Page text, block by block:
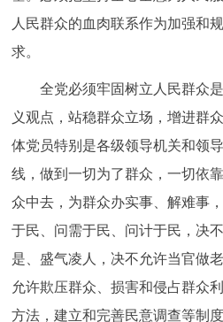
人民群众的血肉联系作为加强和
求。
全党必须牢固树立人民群众是
义观点，站稳群众立场，增进群
体党员特别是各级领导机关和领
线，做到一切为了群众，一切依
众中去，为群众办实事、解难事
于民、问需于民、问计于民，决
是、盛气凌人，决不允许当官做
允许欺压群众、损害和侵占群众
方法，建立和完善民意调查等制